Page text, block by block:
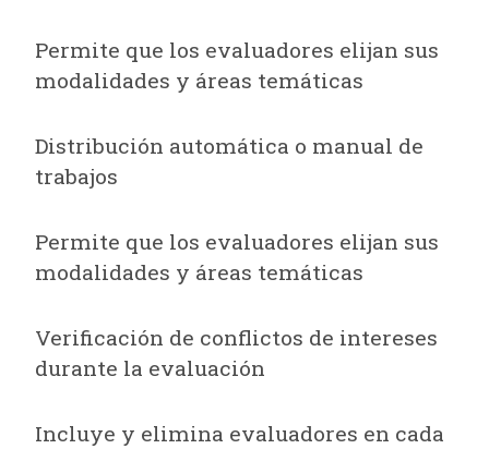
Permite que los evaluadores elijan sus
modalidades y áreas temáticas
Distribución automática o manual de
trabajos
Permite que los evaluadores elijan sus
modalidades y áreas temáticas
Verificación de conflictos de intereses
durante la evaluación
Incluye y elimina evaluadores en cada